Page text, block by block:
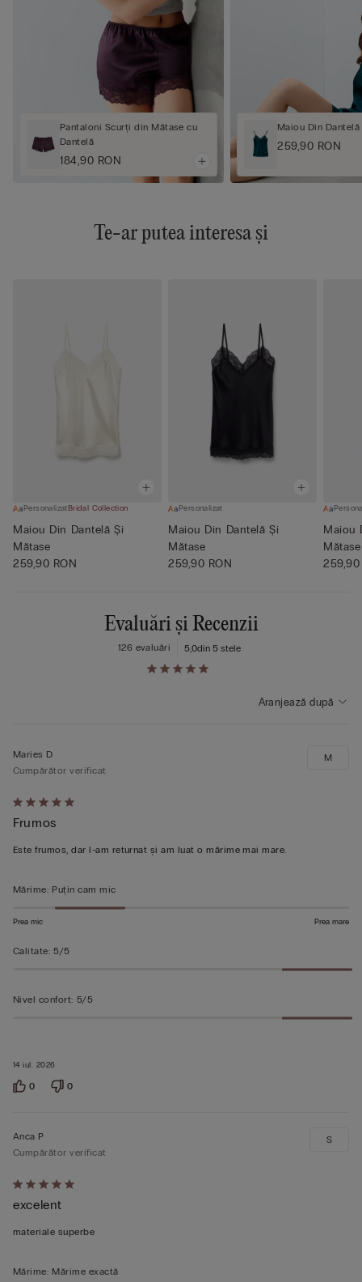
Pantaloni Scurți din Mătase cu
Dantelă
184,90 RON
Maiou Din
259,90 RON
Te-ar putea interesa și
PersonalizatBridal Collection
Maiou Din Dantelă Și
Mătase
259,90 RON
Personalizat
Maiou Din Dantelă Și
Mătase
259,90 RON
Maiou
Mătase
259,90
Evaluări și Recenzii
5,0din 5 stele
126 evaluări
Aranjează după
Evaluat
5
din
14 iul. 2026
Maries D
Cumpărător verificat
Frumos
Este frumos, dar l-am returnat și am luat o mărime mai mare.
M
Mărime: Puțin cam mic
Prea mic Prea mare
Calitate: 5/5
Nivel confort: 5/5
0 0
Evaluat
5
din
Anca P
Cumpărător verificat
excelent
materiale superbe
S
Mărime: Mărime exactă